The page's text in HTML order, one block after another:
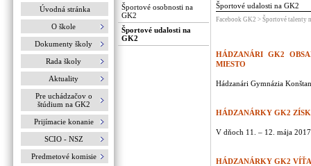
Úvodná stránka
O škole
Dokumenty školy
Rada školy
Aktuality
Pre uchádzačov o
štúdium na GK2
Prijímacie konanie
SCIO - NSZ
Predmetové komisie
Športové udalosti na GK2
Facebook GK2 > Športové talenty
HÁDZANÁRI GK2
MIESTO
Hádzanári Gymnázia
HÁDZANÁRKY GK2
V dňoch 11. – 12. mája
HÁDZANÁRKY GK2
Športové osobnosti na
GK2
Športové udalosti na
GK2